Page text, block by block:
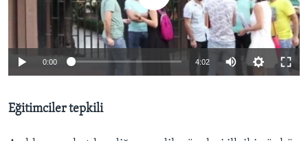
0:00 4:02
Eğitimciler tepkili